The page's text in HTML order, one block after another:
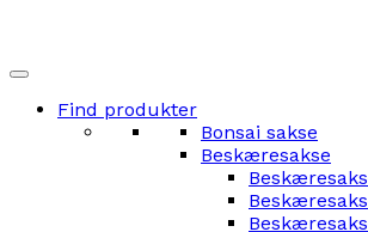
Find produkter
Bonsai sakse
Beskæresakse